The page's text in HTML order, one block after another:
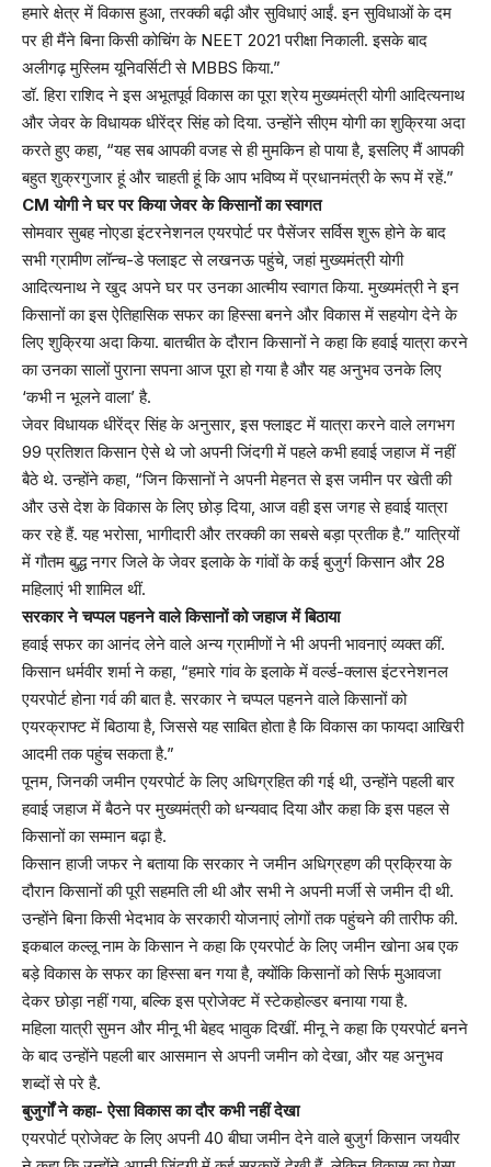
हमारे क्षेत्र में विकास हुआ, तरक्की बढ़ी और सुविधाएं आईं. इन सुविधाओं के दम
पर ही मैंने बिना किसी कोचिंग के NEET 2021 परीक्षा निकाली. इसके बाद
अलीगढ़ मुस्लिम यूनिवर्सिटी से MBBS किया.”
डॉ. हिरा राशिद ने इस अभूतपूर्व विकास का पूरा श्रेय मुख्यमंत्री योगी आदित्यनाथ
और जेवर के विधायक धीरेंद्र सिंह को दिया. उन्होंने सीएम योगी का शुक्रिया अदा
करते हुए कहा, “यह सब आपकी वजह से ही मुमकिन हो पाया है, इसलिए मैं आपकी
बहुत शुक्रगुजार हूं और चाहती हूं कि आप भविष्य में प्रधानमंत्री के रूप में रहें.”
CM योगी ने घर पर किया जेवर के किसानों का स्वागत
सोमवार सुबह नोएडा इंटरनेशनल एयरपोर्ट पर पैसेंजर सर्विस शुरू होने के बाद
सभी ग्रामीण लॉन्च-डे फ्लाइट से लखनऊ पहुंचे, जहां मुख्यमंत्री योगी
आदित्यनाथ ने खुद अपने घर पर उनका आत्मीय स्वागत किया. मुख्यमंत्री ने इन
किसानों का इस ऐतिहासिक सफर का हिस्सा बनने और विकास में सहयोग देने के
लिए शुक्रिया अदा किया. बातचीत के दौरान किसानों ने कहा कि हवाई यात्रा करने
का उनका सालों पुराना सपना आज पूरा हो गया है और यह अनुभव उनके लिए
‘कभी न भूलने वाला’ है.
जेवर विधायक धीरेंद्र सिंह के अनुसार, इस फ्लाइट में यात्रा करने वाले लगभग
99 प्रतिशत किसान ऐसे थे जो अपनी जिंदगी में पहले कभी हवाई जहाज में नहीं
बैठे थे. उन्होंने कहा, “जिन किसानों ने अपनी मेहनत से इस जमीन पर खेती की
और उसे देश के विकास के लिए छोड़ दिया, आज वही इस जगह से हवाई यात्रा
कर रहे हैं. यह भरोसा, भागीदारी और तरक्की का सबसे बड़ा प्रतीक है.” यात्रियों
में गौतम बुद्ध नगर जिले के जेवर इलाके के गांवों के कई बुजुर्ग किसान और 28
महिलाएं भी शामिल थीं.
सरकार ने चप्पल पहनने वाले किसानों को जहाज में बिठाया
हवाई सफर का आनंद लेने वाले अन्य ग्रामीणों ने भी अपनी भावनाएं व्यक्त कीं.
किसान धर्मवीर शर्मा ने कहा, “हमारे गांव के इलाके में वर्ल्ड-क्लास इंटरनेशनल
एयरपोर्ट होना गर्व की बात है. सरकार ने चप्पल पहनने वाले किसानों को
एयरक्राफ्ट में बिठाया है, जिससे यह साबित होता है कि विकास का फायदा आखिरी
आदमी तक पहुंच सकता है.”
पूनम, जिनकी जमीन एयरपोर्ट के लिए अधिग्रहित की गई थी, उन्होंने पहली बार
हवाई जहाज में बैठने पर मुख्यमंत्री को धन्यवाद दिया और कहा कि इस पहल से
किसानों का सम्मान बढ़ा है.
किसान हाजी जफर ने बताया कि सरकार ने जमीन अधिग्रहण की प्रक्रिया के
दौरान किसानों की पूरी सहमति ली थी और सभी ने अपनी मर्जी से जमीन दी थी.
उन्होंने बिना किसी भेदभाव के सरकारी योजनाएं लोगों तक पहुंचने की तारीफ की.
इकबाल कल्लू नाम के किसान ने कहा कि एयरपोर्ट के लिए जमीन खोना अब एक
बड़े विकास के सफर का हिस्सा बन गया है, क्योंकि किसानों को सिर्फ मुआवजा
देकर छोड़ा नहीं गया, बल्कि इस प्रोजेक्ट में स्टेकहोल्डर बनाया गया है.
महिला यात्री सुमन और मीनू भी बेहद भावुक दिखीं. मीनू ने कहा कि एयरपोर्ट बनने
के बाद उन्होंने पहली बार आसमान से अपनी जमीन को देखा, और यह अनुभव
शब्दों से परे है.
बुजुर्गों ने कहा- ऐसा विकास का दौर कभी नहीं देखा
एयरपोर्ट प्रोजेक्ट के लिए अपनी 40 बीघा जमीन देने वाले बुजुर्ग किसान जयवीर